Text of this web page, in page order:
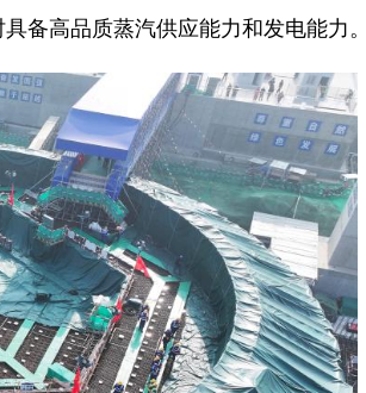
备高品质蒸汽供应能力和发电能力